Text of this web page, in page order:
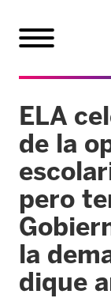
ELA
de la
pero
la
dique